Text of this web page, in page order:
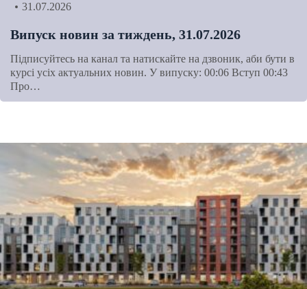
31.07.2026
Випуск новин за тиждень, 31.07.2026
Підписуйтесь на канал та натискайте на дзвоник, аби бути в
курсі усіх актуальних новин. У випуску: 00:06 Вступ 00:43
Про…